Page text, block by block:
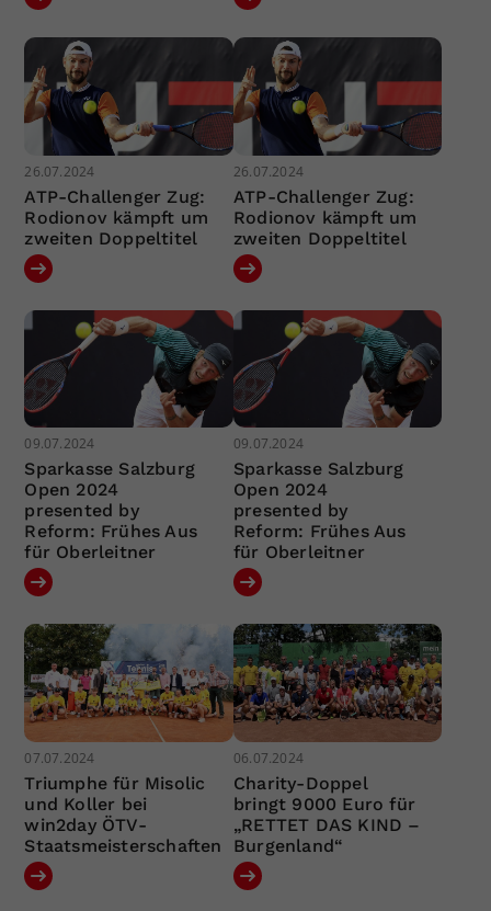
26.07.2024
ATP-Challenger Zug:
Rodionov kämpft um
zweiten Doppeltitel
26.07.2024
ATP-Challenger Zug:
Rodionov kämpft um
zweiten Doppeltitel
09.07.2024
Sparkasse Salzburg
Open 2024
presented by
Reform: Frühes Aus
für Oberleitner
09.07.2024
Sparkasse Salzburg
Open 2024
presented by
Reform: Frühes Aus
für Oberleitner
07.07.2024
Triumphe für Misolic
und Koller bei
win2day ÖTV-
Staatsmeisterschaften
06.07.2024
Charity-Doppel
bringt 9000 Euro für
„RETTET DAS KIND –
Burgenland“